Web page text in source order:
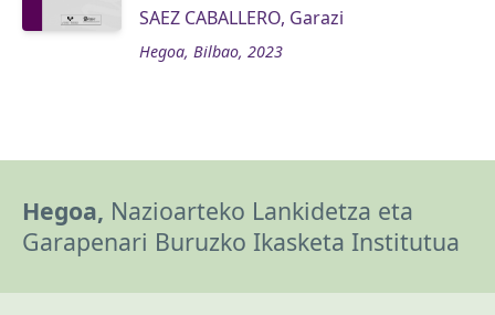
SAEZ CABALLERO, Garazi
Hegoa, Bilbao, 2023
Hegoa, Nazioarteko Lankidetza eta
Garapenari Buruzko Ikasketa Institutua